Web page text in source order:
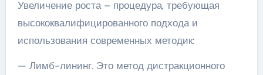
Увеличение роста – процедура, требующая
высококвалифицированного подхода и
использования современных методик:
— Лимб-лининг. Это метод дистракционного